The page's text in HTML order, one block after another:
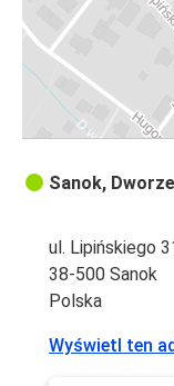
Sanok,
ul. Lipińskiego
38-500 Sanok
Polska
Wyświetl ten